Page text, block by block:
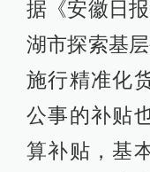
据《安徽日
湖市探索基
施行精准化
公事的补贴
算补贴，基